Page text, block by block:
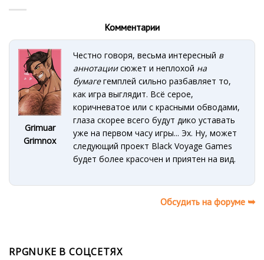
Комментарии
Grimuar
Grimnox
Честно говоря, весьма интересный в
аннотациисюжет и неплохой на
бумагегемплей сильно разбавляет то,
как игра выглядит. Всё серое,
коричневатое или с красными обводами,
глаза скорее всего будут дико уставать
уже на первом часу игры... Эх. Ну, может
следующий проект Black Voyage Games
будет более красочен и приятен на вид.
Обсудить на форуме ➥
RPGNUKE В СОЦСЕТЯХ